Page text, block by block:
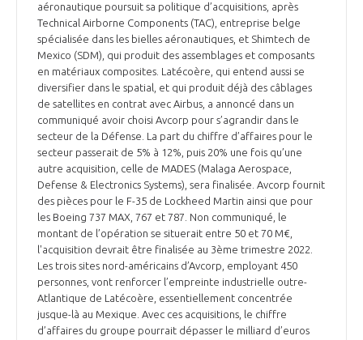
aéronautique poursuit sa politique d’acquisitions, après
Technical Airborne Components (TAC), entreprise belge
spécialisée dans les bielles aéronautiques, et Shimtech de
Mexico (SDM), qui produit des assemblages et composants
en matériaux composites. Latécoère, qui entend aussi se
diversifier dans le spatial, et qui produit déjà des câblages
de satellites en contrat avec Airbus, a annoncé dans un
communiqué avoir choisi Avcorp pour s’agrandir dans le
secteur de la Défense. La part du chiffre d’affaires pour le
secteur passerait de 5% à 12%, puis 20% une fois qu’une
autre acquisition, celle de MADES (Malaga Aerospace,
Defense & Electronics Systems), sera finalisée. Avcorp fournit
des pièces pour le F-35 de Lockheed Martin ainsi que pour
les Boeing 737 MAX, 767 et 787. Non communiqué, le
montant de l’opération se situerait entre 50 et 70 M€,
l'acquisition devrait être finalisée au 3ème trimestre 2022.
Les trois sites nord-américains d’Avcorp, employant 450
personnes, vont renforcer l’empreinte industrielle outre-
Atlantique de Latécoère, essentiellement concentrée
jusque-là au Mexique. Avec ces acquisitions, le chiffre
d’affaires du groupe pourrait dépasser le milliard d’euros